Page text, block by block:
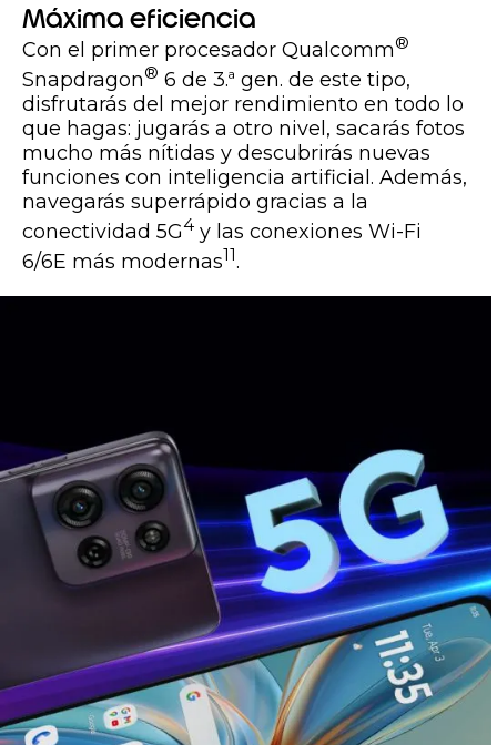
Máxima eficiencia
Con el primer procesador Qualcomm®
Snapdragon® 6 de 3.ª gen. de este tipo,
disfrutarás del mejor rendimiento en todo lo
que hagas: jugarás a otro nivel, sacarás fotos
mucho más nítidas y descubrirás nuevas
funciones con inteligencia artificial. Además,
navegarás superrápido gracias a la
conectividad 5G4 y las conexiones Wi-Fi
6/6E más modernas11.